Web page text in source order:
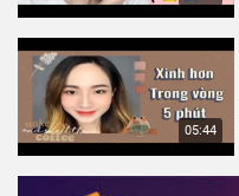
05:44